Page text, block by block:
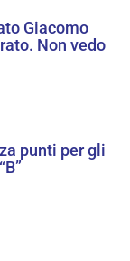
Giacomo
Non vedo
punti per gli